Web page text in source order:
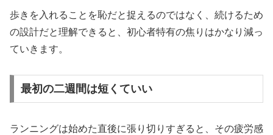
歩きを入れることを恥だと捉えるのではなく、続けるため
の設計だと理解できると、初心者特有の焦りはかなり減っ
ていきます。
最初の二週間は短くていい
ランニングは始めた直後に張り切りすぎると、その疲労感